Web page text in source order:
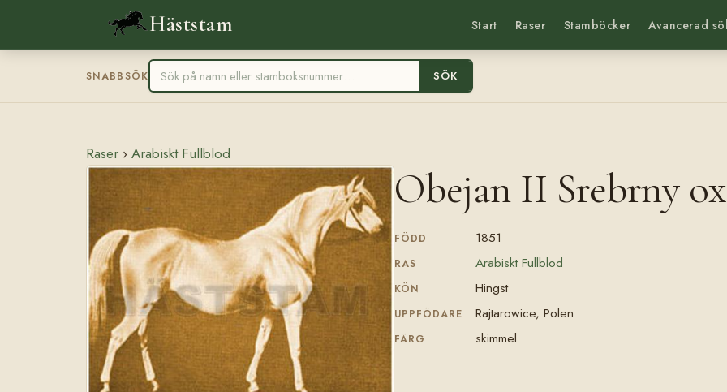
Häststam Start Raser Stamböcker Avancerad
SNABBSÖK SÖK
Raser › Arabiskt Fullblod
Obejan II Srebrny ox
FÖDD 1851
RAS Arabiskt Fullblod
KÖN Hingst
UPPFÖDARE Rajtarowice, Polen
FÄRG skimmel